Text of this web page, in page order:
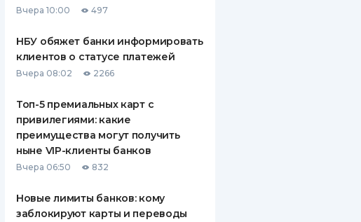
СТРАХОВАНИЮ
ВСЕ СТРАХОВЫЕ ПОЛИСЫ
ОТЗЫВЫ О СТРАХОВЫХ
КОМПАНИЯХ
Вчера 10:00 497
НБУ обяжет банки информировать
клиентов о статусе платежей
Вчера 08:02 2266
Топ-5 премиальных карт с
привилегиями: какие
преимущества могут получить
ныне VIP-клиенты банков
Вчера 06:50 832
Новые лимиты банков: кому
заблокируют карты и переводы